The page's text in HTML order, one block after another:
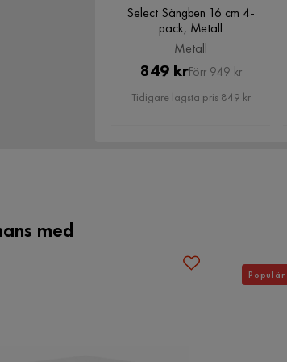
Select Sängben 16 cm 4-
pack, Metall
Metall
Pris
849 krOriginal
Pris
Förr 949 kr
Tidigare lägsta pris 849 kr
med
Populär